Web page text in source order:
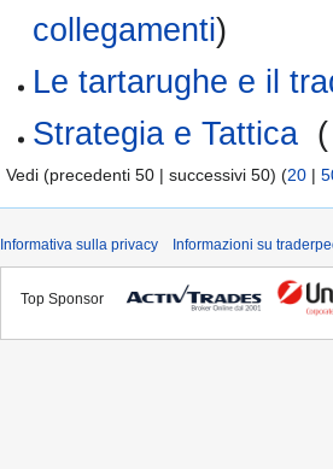
collegamenti)
Le tartarughe e il
Strategia e Tattica (
Vedi (precedenti 50 | successivi 50) (20 |
Informativa sulla privacy Informazioni su
Top Sponsor